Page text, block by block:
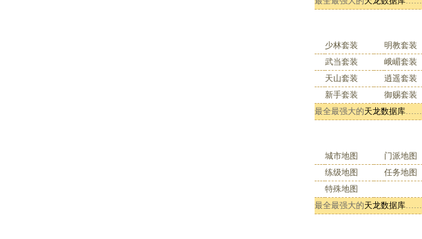
少林套装
明教套装
武当套装
峨嵋套装
天山套装
逍遥套装
新手套装
御赐套装
最全最强大的天龙数据库
城市地图
门派地图
练级地图
任务地图
特殊地图
最全最强大的天龙数据库